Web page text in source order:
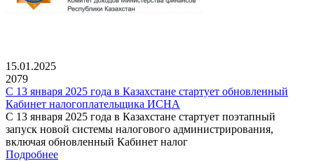
15.01.2025
2079
С 13 января 2025 года в Казахстане стартует обновленный
Кабинет налогоплательщика ИСНА
С 13 января 2025 года в Казахстане стартует поэтапный
запуск новой системы налогового администрирования,
включая обновленный Кабинет налог
Подробнее